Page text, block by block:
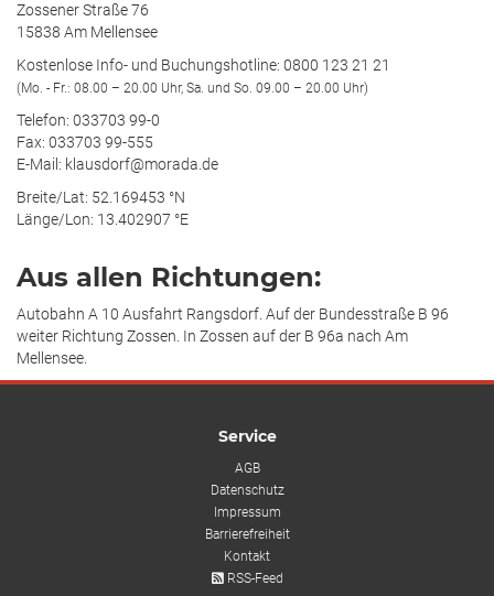
Zossener Straße 76
15838 Am Mellensee
Kostenlose Info- und Buchungshotline: 0800 123 21 21
(Mo. - Fr.: 08.00 – 20.00 Uhr, Sa. und So. 09.00 – 20.00 Uhr)
Telefon: 033703 99-0
Fax: 033703 99-555
E-Mail: klausdorf@morada.de
Breite/Lat: 52.169453 °N
Länge/Lon: 13.402907 °E
Aus allen Richtungen:
Autobahn A 10 Ausfahrt Rangsdorf. Auf der Bundesstraße B 96
weiter Richtung Zossen. In Zossen auf der B 96a nach Am
Mellensee.
Service
AGB
Datenschutz
Impressum
Barrierefreiheit
Kontakt
RSS-Feed